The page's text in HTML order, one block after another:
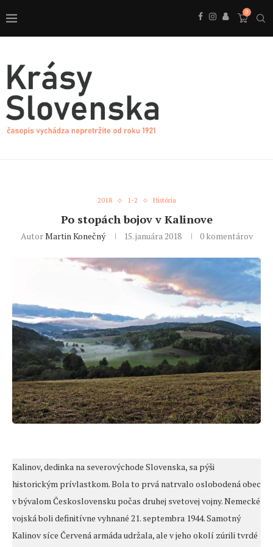
0
2018 1-2 História
Po stopách bojov v Kalinove
AutorMartin Konečný 15. januára 2018 0 komentárov
Kalinov, dedinka na severovýchode Slovenska, sa pýši
historickým prívlastkom. Bola to prvá natrvalo oslobodená obec
v bývalom Československu počas druhej svetovej vojny. Nemecké
vojská boli definitívne vyhnané 21. septembra 1944. Samotný
Kalinov síce Červená armáda udržala, ale v jeho okolí zúrili tvrdé